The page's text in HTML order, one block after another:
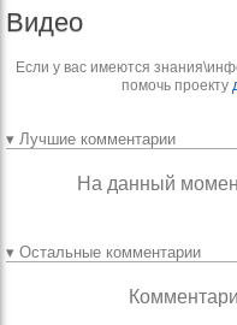
Видео
Если у вас имеются
помочь проекту
▾ Лучшие комментарии
На данный
▾ Остальные комментарии